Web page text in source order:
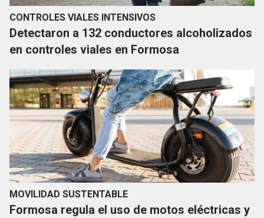
CONTROLES VIALES INTENSIVOS
Detectaron a 132 conductores alcoholizados
en controles viales en Formosa
MOVILIDAD SUSTENTABLE
Formosa regula el uso de motos eléctricas y